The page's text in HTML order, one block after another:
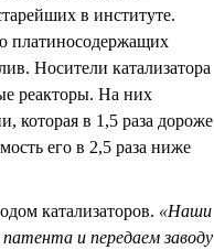
в институте.
платиносодержащих
Носители катализатора
реакторы. На них
которая в 1,5 раза дороже
его в 2,5 раза ниже
катализаторов. «Наши
и передаем заводу